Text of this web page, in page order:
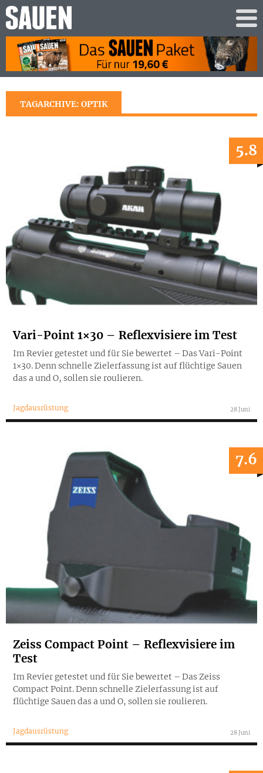
TAGARCHIVE: OPTIK
5.8
Vari-Point 1×30 – Reflexvisiere im Test
Im Revier getestet und für Sie bewertet – Das Vari-Point
1×30. Denn schnelle Zielerfassung ist auf flüchtige Sauen
das a und O, sollen sie roulieren.
Jagdausrüstung 28 Juni
7.6
Zeiss Compact Point – Reflexvisiere im
Test
Im Revier getestet und für Sie bewertet – Das Zeiss
Compact Point. Denn schnelle Zielerfassung ist auf
flüchtige Sauen das a und O, sollen sie roulieren.
Jagdausrüstung 28 Juni